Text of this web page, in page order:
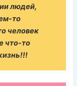
людей,
то
человек
что-то